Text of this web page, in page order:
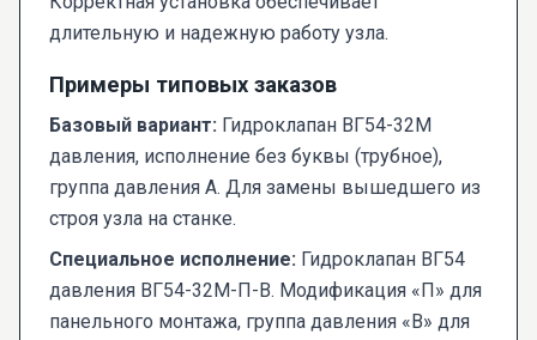
длительную и надежную работу узла.
Примеры типовых заказов
Базовый вариант: Гидроклапан ВГ54-32М
давления, исполнение без буквы (трубное),
группа давления А. Для замены вышедшего из
строя узла на станке.
Специальное исполнение: Гидроклапан ВГ54
давления ВГ54-32М-П-В. Модификация «П» для
панельного монтажа, группа давления «В» для